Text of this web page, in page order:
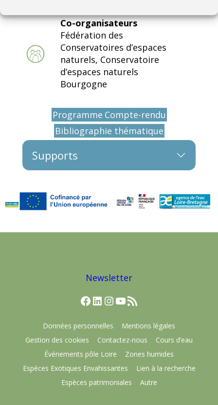
Co-organisateurs
Fédération des
Conservatoires d’espaces
naturels, Conservatoire
d’espaces naturels
Bourgogne
Programme Compte-rendu
Bibliographie thématique
Supports
Newsletter
Facebook
LinkedIn
Instagram
YouTube
Flux RSS
Données personnelles
Mentions légales
Gestion des cookies
Contactez-nous
Cours d’eau
Événements pôle Loire
Zones humides
Espèces Exotiques Envahissantes
Lien à la recherche
Espèces patrimoniales
Autre